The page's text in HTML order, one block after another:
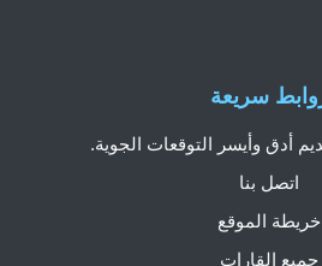
سريعة
أدق وأيسر التوقعات الجوية.
اتصل بنا
خريطة الموقع
جميع القارات